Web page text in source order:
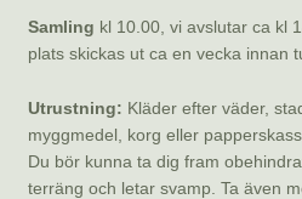
Samling kl 10.00, vi avslutar ca kl
plats skickas ut ca en vecka innan
Utrustning: Kläder efter väder,
myggmedel, korg eller
Du bör kunna ta dig fram
terräng och letar svamp. Ta även